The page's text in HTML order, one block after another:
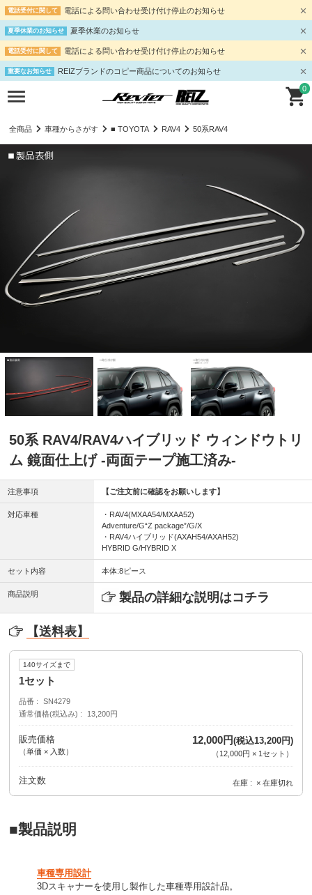
電話受付に関して 電話による問い合わせ受け付け停止のお知らせ
夏季休業のお知らせ 夏季休業のお知らせ
電話受付に関して 電話による問い合わせ受け付け停止のお知らせ
重要なお知らせ REIZブランドのコピー商品についてのお知らせ
0
全商品 車種からさがす ■ TOYOTA RAV4 50系RAV4
50系 RAV4/RAV4ハイブリッド ウィンドウトリ
ム 鏡面仕上げ -両面テープ施工済み-
注意事項 【ご注文前に確認をお願いします】
対応車種
・RAV4(MXAA54/MXAA52)
Adventure/G“Z package”/G/X
・RAV4ハイブリッド(AXAH54/AXAH52)
HYBRID G/HYBRID X
セット内容 本体:8ピース
商品説明 製品の詳細な説明はコチラ
【送料表】
140サイズまで
1セット
品番
SN4279
通常価格(税込み)
13,200円
販売価格
（単価 × 入数）
12,000円(税込13,200円)
（ 12,000円 × 1セット ）
注文数 在庫 × 在庫切れ
■製品説明
車種専用設計
3Dスキャナーを使用し製作した車種専用設計品。